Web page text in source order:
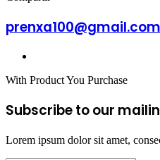
por
correo
prenxa100@gmail.com
With Product You Purchase
Subscribe to our
Lorem ipsum dolor sit amet,